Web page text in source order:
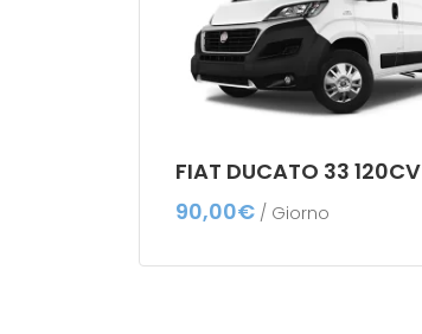
FIAT DUCATO 33 120CV
90,00€ / Giorno